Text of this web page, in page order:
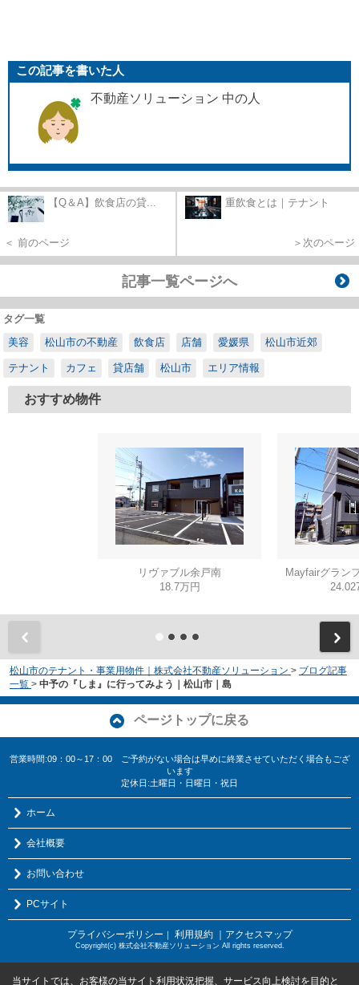
この記事を書いた人
不動産ソリューション 中の人
【Q＆A】飲食店の貸...
＜ 前のページ
重飲食とは｜テナント
＞次のページ
記事一覧ページへ
タグ一覧
美容
松山市の不動産 飲食店 店舗 愛媛県 松山市近郊
テナント カフェ 貸店舗 松山市 エリア情報
おすすめ物件
リヴァブル余戸南
18.7万円
Mayfairグラン
松山市のテナント・事業用物件｜株式会社不動産ソリューション > ブログ記事
一覧 > 中予の『しま』に行ってみよう｜松山市｜島
ページトップに戻る
営業時間:09：00～17：00 ご予約がない場合は早めに終業させていただく場合もござ
います
定休日:土曜日・日曜日・祝日
ホーム
会社概要
お問い合わせ
PCサイト
プライバシーポリシー ｜ 利用規約 ｜アクセスマップ
Copyright(c) 株式会社不動産ソリューション All rights reserved.
当サイトでは、お客様の当サイト利用状況把握、サービス向上検討を目的と